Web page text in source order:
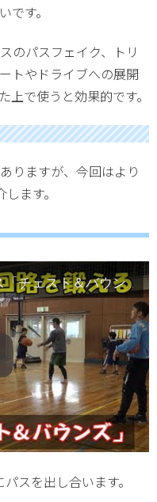
です。
のパスフェイク、トリ
トやドライブへの展開
上で使うと効果的です。
りますが、今回はより
ます。
コーディネイション2人組パス「チェスト＆バウンズ」2ボール【初心者バスケ指導】
スを出し合います。